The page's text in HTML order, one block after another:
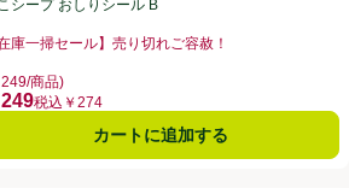
中0.0点。
シープ おしりシール B
在庫一掃セール】売り切れご容赦！
商品)
249税込￥274
カートに追加する